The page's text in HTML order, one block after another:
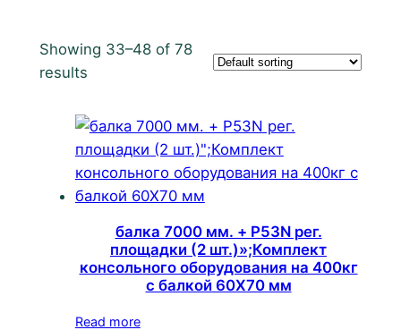
Showing 33–48 of 78
results
балка 7000 мм. + P53N рег.
площадки (2 шт.)»;Комплект
консольного оборудования на 400кг
с балкой 60Х70 мм
Read more